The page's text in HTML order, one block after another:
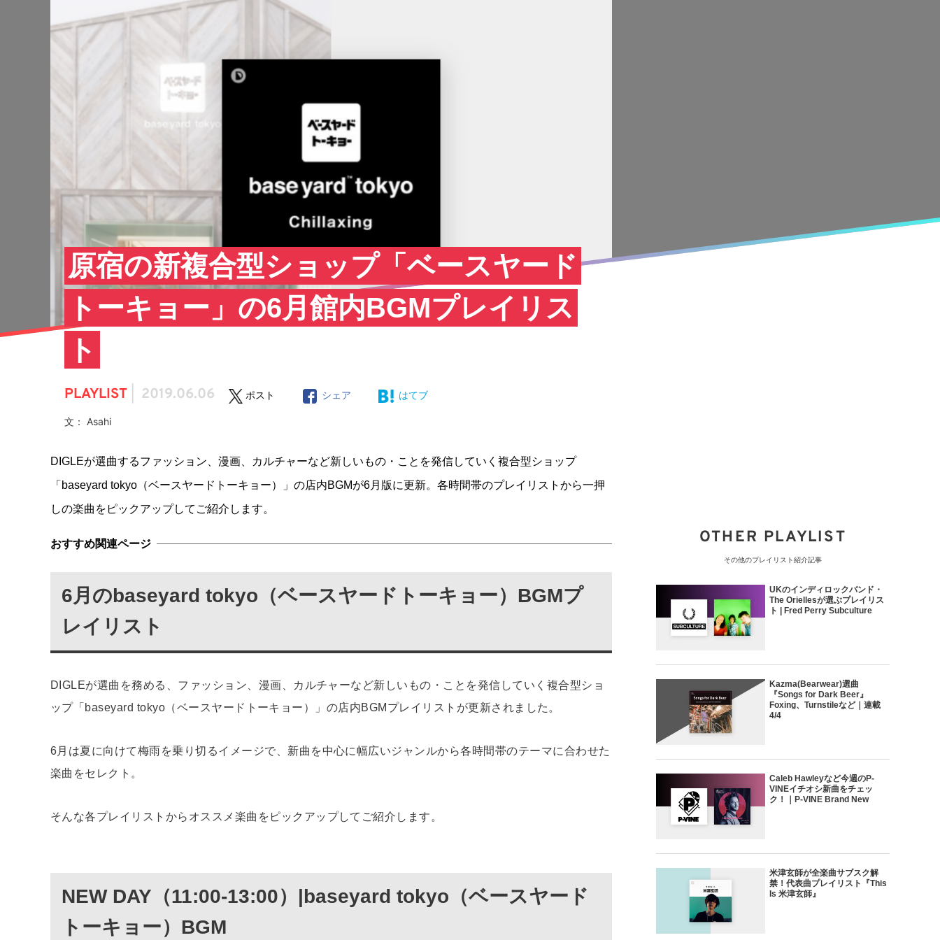
原宿の新複合型ショップ「ベースヤード
トーキョー」の6月館内BGMプレイリス
ト
PLAYLIST 2019.06.06 ポスト シェア はてブ
文： Asahi
DIGLEが選曲するファッション、漫画、カルチャーなど新しいもの・ことを発信していく複合型ショップ
「baseyard tokyo（ベースヤードトーキョー）」の店内BGMが6月版に更新。各時間帯のプレイリストから一押
しの楽曲をピックアップしてご紹介します。
6月のbaseyard tokyo（ベースヤードトーキョー）BGMプ
レイリスト
DIGLEが選曲を務める、ファッション、漫画、カルチャーなど新しいもの・ことを発信していく複合型ショ
ップ「baseyard tokyo（ベースヤードトーキョー）」の店内BGMプレイリストが更新されました。
6月は夏に向けて梅雨を乗り切るイメージで、新曲を中心に幅広いジャンルから各時間帯のテーマに合わせた
楽曲をセレクト。
そんな各プレイリストからオススメ楽曲をピックアップしてご紹介します。
NEW DAY（11:00-13:00）|baseyard tokyo（ベースヤード
トーキョー）BGM
OTHER PLAYLIST
その他のプレイリスト紹介記事
UKのインディロックバンド・
The Oriellesが選ぶプレイリス
ト | Fred Perry Subculture
Kazma(Bearwear)選曲
『Songs for Dark Beer』
Foxing、Turnstileなど｜連載
4/4
Caleb Hawleyなど今週のP-
VINEイチオシ新曲をチェッ
ク！｜P-VINE Brand New
米津玄師が全楽曲サブスク解
禁！代表曲プレイリスト『This
Is 米津玄師』